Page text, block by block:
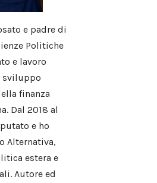
e padre di
Politiche
e lavoro
sviluppo
finanza
Dal 2018 al
e ho
Alternativa,
estera e
Autore ed